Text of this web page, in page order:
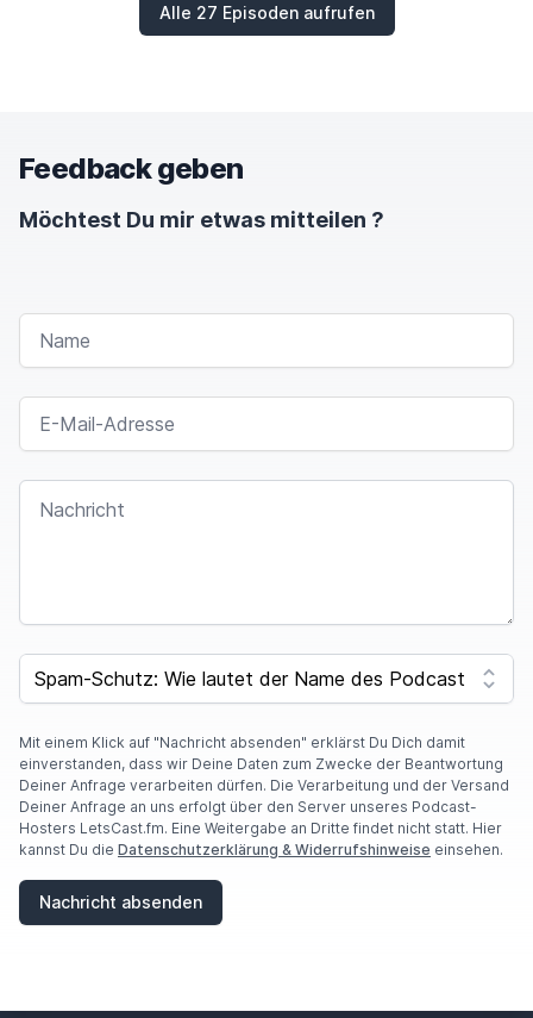
Alle 27 Episoden aufrufen
Feedback geben
Möchtest Du mir etwas mitteilen ?
NAME
E-MAIL-ADRESSE
NACHRICHT
F
O
A
R
E
A
H
U
SPAM CAPTCHA
Mit einem Klick auf "Nachricht absenden" erklärst Du Dich damit
einverstanden, dass wir Deine Daten zum Zwecke der Beantwortung
Deiner Anfrage verarbeiten dürfen. Die Verarbeitung und der Versand
Deiner Anfrage an uns erfolgt über den Server unseres Podcast-
Hosters LetsCast.fm. Eine Weitergabe an Dritte findet nicht statt. Hier
kannst Du die Datenschutzerklärung & Widerrufshinweise einsehen.
Nachricht absenden